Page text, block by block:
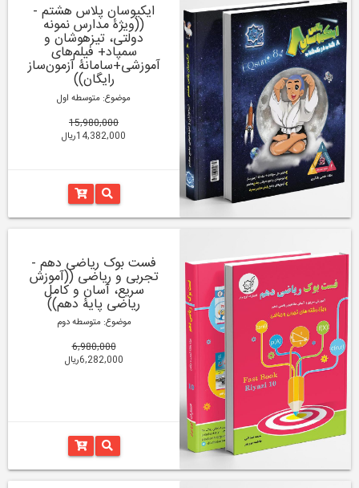
ایکیوسان پلاس هشتم -
((ویژۀ مدارس نمونه
دولتی، تیزهوشان و
سمپاد+ فیلم‌های
آموزشی+سامانۀ آزمون‌ساز
رایگان))
موضوع: متوسطه اول
15,980,000
14,382,000ریال
فست بوک ریاضی دهم -
تجربی و ریاضی ((آموزش
سریع، آسان و کامل
ریاضی پایۀ دهم))
موضوع: متوسطه دوم
6,980,000
6,282,000ریال